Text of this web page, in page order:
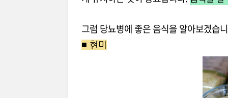
그럼 당뇨병에 좋은 음식을 알아보겠습
■ 현미